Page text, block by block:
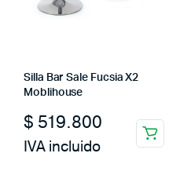
Silla Bar Sale Fucsia X2
Moblihouse
$ 519.800
IVA incluido